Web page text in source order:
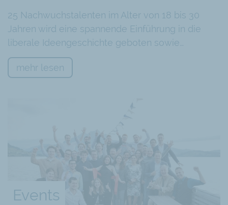
25 Nachwuchstalenten im Alter von 18 bis 30
Jahren wird eine spannende Einführung in die
liberale Ideengeschichte geboten sowie…
mehr lesen
Events